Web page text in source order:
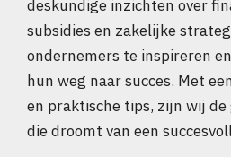
deskundige inzichten over
subsidies en zakelijke
ondernemers te inspireren
hun weg naar succes. Met
en praktische tips, zijn wij de
die droomt van een